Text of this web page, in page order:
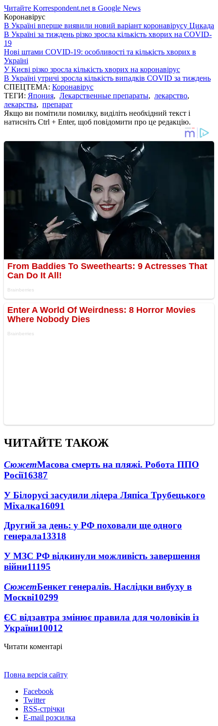
Читайте Korrespondent.net в Google News
Коронавірус
В Україні вперше виявили новий варіант коронавірусу Цикада
В Україні за тиждень різко зросла кількість хворих на COVID-
19
Нові штами COVID-19: особливості та кількість хворих в
Україні
У Києві різко зросла кількість хворих на коронавірус
В Україні утричі зросла кількість випадків COVID за тиждень
СПЕЦТЕМА: Коронавірус
ТЕГИ: Япония, Лекарственные препараты, лекарство,
лекарства, препарат
Якщо ви помітили помилку, виділіть необхідний текст і
натисніть Ctrl + Enter, щоб повідомити про це редакцію.
ЧИТАЙТЕ ТАКОЖ
СюжетМасова смерть на пляжі. Робота ППО
Росії16387
У Білорусі засудили лідера Ляпіса Трубецького
Міхалка16091
Другий за день: у РФ поховали ще одного
генерала13318
У МЗС РФ відкинули можливість завершення
війни11195
СюжетБенкет генералів. Наслідки вибуху в
Москві10299
ЄС відзавтра змінює правила для чоловіків із
України10012
Читати коментарі
Повна версія сайту
Facebook
Twitter
RSS-стрічки
E-mail розсилка